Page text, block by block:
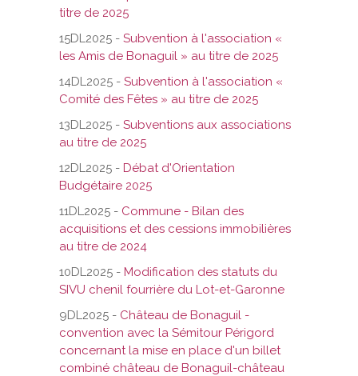
titre de 2025
15DL2025 - Subvention à l'association «
les Amis de Bonaguil » au titre de 2025
14DL2025 - Subvention à l'association «
Comité des Fêtes » au titre de 2025
13DL2025 - Subventions aux associations
au titre de 2025
12DL2025 - Débat d'Orientation
Budgétaire 2025
11DL2025 - Commune - Bilan des
acquisitions et des cessions immobilières
au titre de 2024
10DL2025 - Modification des statuts du
SIVU chenil fourrière du Lot-et-Garonne
9DL2025 - Château de Bonaguil -
convention avec la Sémitour Périgord
concernant la mise en place d'un billet
combiné château de Bonaguil-château